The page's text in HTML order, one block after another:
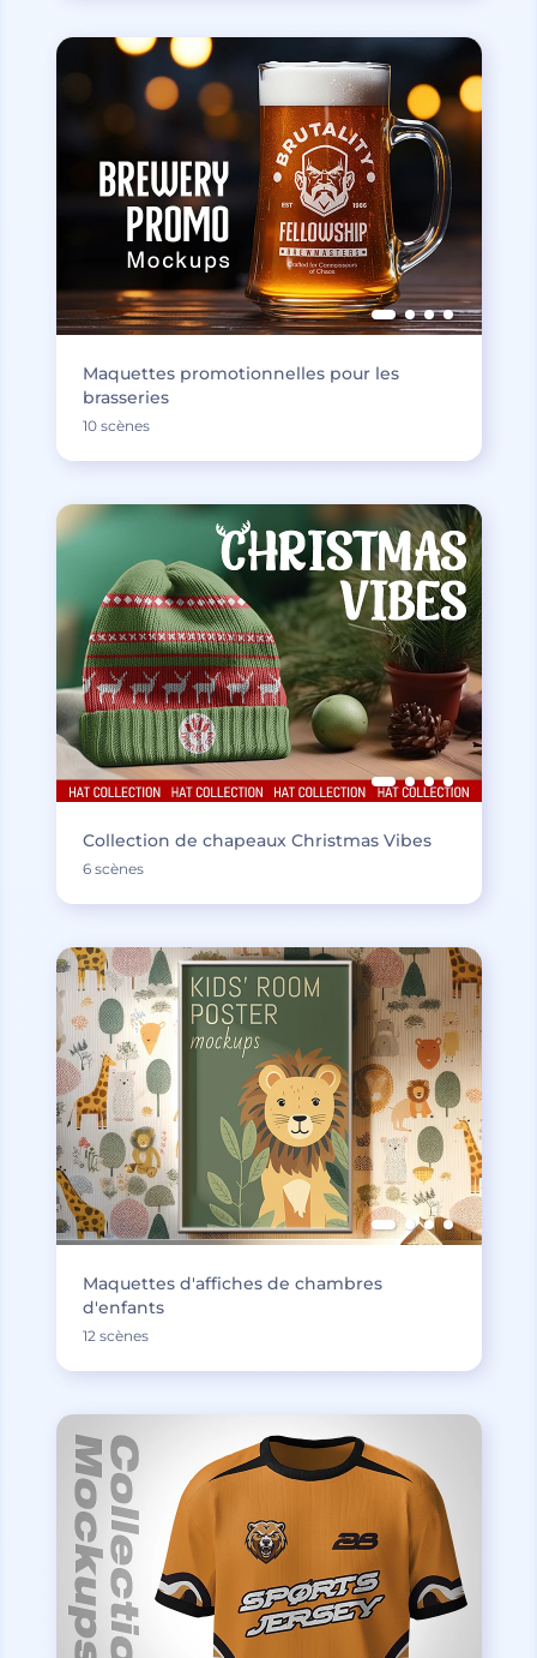
Maquettes promotionnelles pour les
brasseries
10 scènes
Collection de chapeaux Christmas Vibes
6 scènes
Maquettes d'affiches de chambres
d'enfants
12 scènes